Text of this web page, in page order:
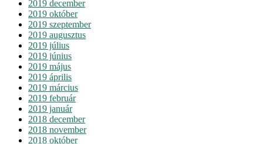
2019 december
2019 október
2019 szeptember
2019 augusztus
2019 július
2019 június
2019 május
2019 április
2019 március
2019 február
2019 január
2018 december
2018 november
2018 október